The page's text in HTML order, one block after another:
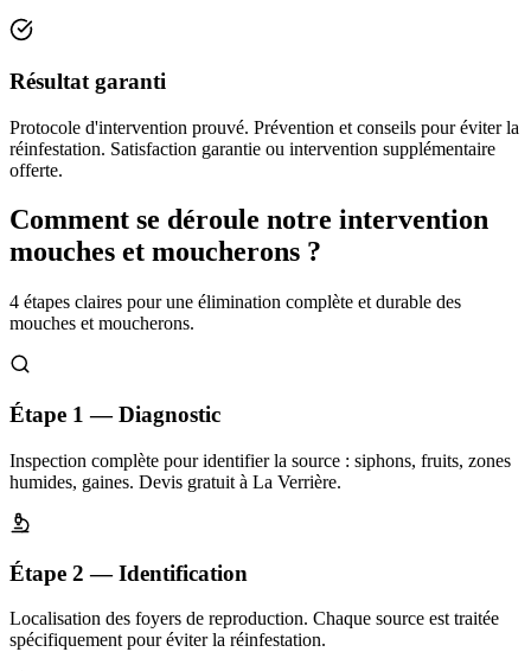
Résultat garanti
Protocole d'intervention prouvé. Prévention et conseils pour éviter la
réinfestation. Satisfaction garantie ou intervention supplémentaire
offerte.
Comment se déroule notre intervention
mouches et moucherons ?
4 étapes claires pour une élimination complète et durable des
mouches et moucherons.
Étape 1 — Diagnostic
Inspection complète pour identifier la source : siphons, fruits, zones
humides, gaines. Devis gratuit à La Verrière.
Étape 2 — Identification
Localisation des foyers de reproduction. Chaque source est traitée
spécifiquement pour éviter la réinfestation.